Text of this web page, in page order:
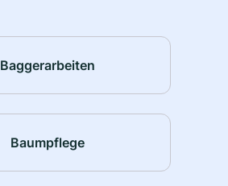
Baggerarbeiten
Baumpflege